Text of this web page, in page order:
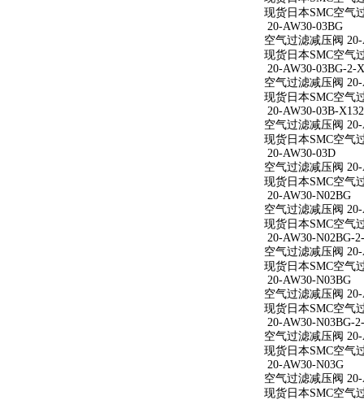
现货日本SMC空气
20-AW30-03BG
空气过滤减压阀 20-
现货日本SMC空气
20-AW30-03BG-2-
空气过滤减压阀
现货日本SMC空气
20-AW30-03B-X132
空气过滤减压阀
现货日本SMC空气
20-AW30-03D
空气过滤减压阀
现货日本SMC空气
20-AW30-N02BG
空气过滤减压阀
现货日本SMC空气
20-AW30-N02BG-
空气过滤减压阀
现货日本SMC空气
20-AW30-N03BG
空气过滤减压阀
现货日本SMC空气
20-AW30-N03BG-
空气过滤减压阀
现货日本SMC空气
20-AW30-N03G
空气过滤减压阀
现货日本SMC空气